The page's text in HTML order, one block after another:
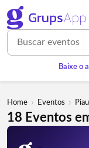
Baixe o
Home › Eventos ›
18 Eventos